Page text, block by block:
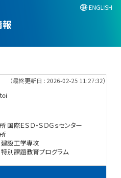
報
ENGLISH
（最終更新日 : 2026-02-25 11:27:32）
際ＥＳＤ・ＳＤＧｓセンター
設工学専攻
別課題教育プログラム